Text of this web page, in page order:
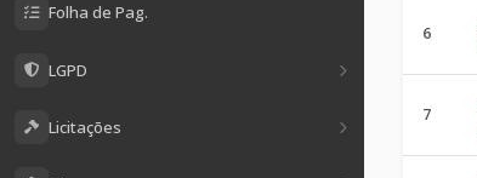
Folha de Pag.
LGPD
Licitações
6
7